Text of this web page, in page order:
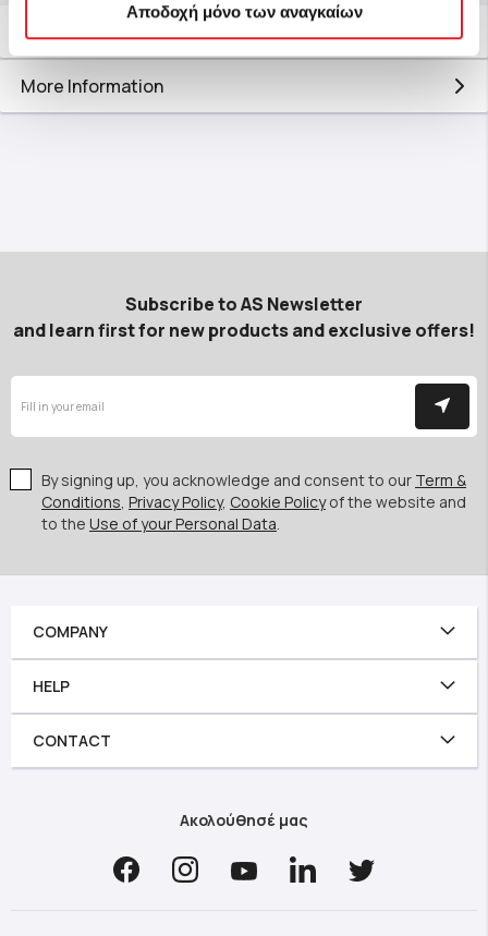
Αποδοχή μόνο των αναγκαίων
Description
More Information
Subscribe to AS Newsletter
and learn first for new products and exclusive offers!
By signing up, you acknowledge and consent to our Term &
Conditions, Privacy Policy, Cookie Policyof the website and
to the Use of your Personal Data.
COMPANY
HELP
CONTACT
Ακολούθησέ μας